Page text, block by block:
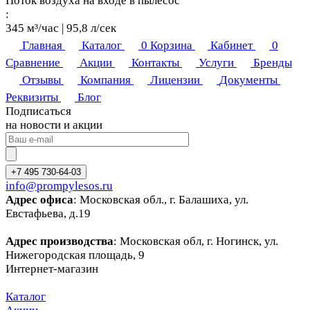
:
345 м³/час | 95,8 л/сек
Главная
Каталог 0 Корзина Кабинет
0
Сравнение
Акции Контакты Услуги
Бренды
Отзывы
Компания Лицензии
Документы
Реквизиты
Блог
Подписаться
на новости и акции
+7 495 730-64-03
info@prompylesos.ru
Адрес офиса: Московская обл., г. Балашиха, ул.
Евстафьева, д.19
Адрес производства: Московская обл, г. Ногинск, ул.
Нижегородская площадь, 9
Интернет-магазин
Каталог